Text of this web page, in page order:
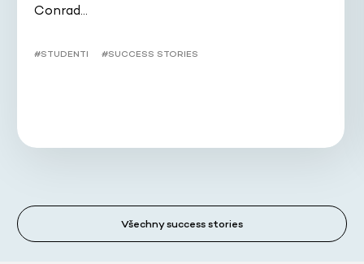
Conrad…
#STUDENTI #SUCCESS STORIES
Všechny success stories